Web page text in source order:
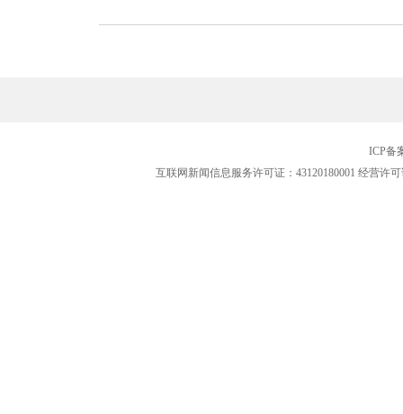
ICP备
互联网新闻信息服务许可证：43120180001 经营许可